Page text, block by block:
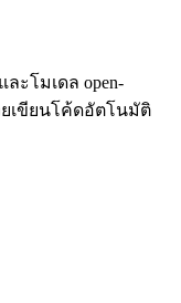
ะโมเดล open-
เขียนโค้ดอัตโนมัติ